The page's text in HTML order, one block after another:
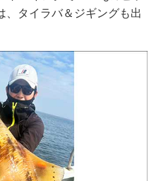
、タイラバ＆ジギングも出